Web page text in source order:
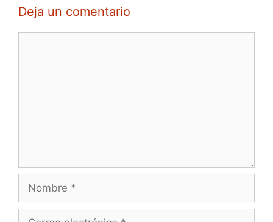
Deja un comentario
Nombre
Correo